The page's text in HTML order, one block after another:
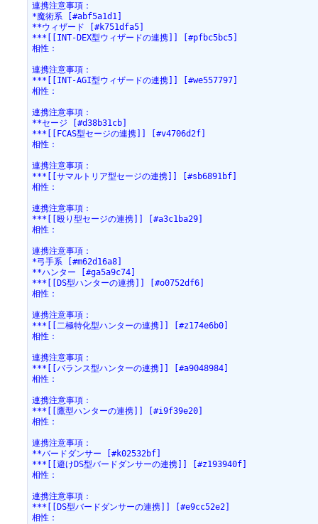
連携注意事項：
*魔術系 [#abf5a1d1]
**ウィザード [#k751dfa5]
***[[INT-DEX型ウィザードの連携]] [#pfbc5bc5]
相性：
連携注意事項：
***[[INT-AGI型ウィザードの連携]] [#we557797]
相性：
連携注意事項：
**セージ [#d38b31cb]
***[[FCAS型セージの連携]] [#v4706d2f]
相性：
連携注意事項：
***[[サマルトリア型セージの連携]] [#sb6891bf]
相性：
連携注意事項：
***[[殴り型セージの連携]] [#a3c1ba29]
相性：
連携注意事項：
*弓手系 [#m62d16a8]
**ハンター [#ga5a9c74]
***[[DS型ハンターの連携]] [#o0752df6]
相性：
連携注意事項：
***[[二極特化型ハンターの連携]] [#z174e6b0]
相性：
連携注意事項：
***[[バランス型ハンターの連携]] [#a9048984]
相性：
連携注意事項：
***[[鷹型ハンターの連携]] [#i9f39e20]
相性：
連携注意事項：
**バードダンサー [#k02532bf]
***[[避けDS型バードダンサーの連携]] [#z193940f]
相性：
連携注意事項：
***[[DS型バードダンサーの連携]] [#e9cc52e2]
相性：